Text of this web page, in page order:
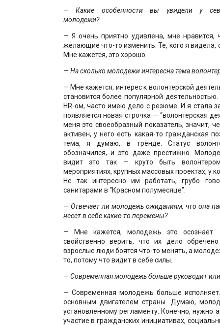
— Какие особенности вы увидели у
молодежи?
— Я очень приятно удивлена, мне нравится,
желающие что-то изменить. Те, кого я видела,
Мне кажется, это хорошо.
— На сколько молодежи интересна тема
— Мне кажется, интерес к волонтерской
становится более популярной
HR-ом, часто имею дело с резюме. И я стала
появляется новая строчка — “волонтерская
меня это своеобразный показатель, значит,
активен, у него есть какая-то гражданская
тема, я думаю, в тренде. Статус
обозначился, и это даже престижно.
видит это так — круто быть
мероприятиях, крупных массовых проектах, у
Не так интересно им работать, грубо
санитарами в “Красном полумесяце”.
— Отвечает ли молодежь ожиданиям, что она
несет в себе какие-то перемены?
— Мне кажется, молодежь это
свойственно верить, что их дело
взрослые люди боятся что-то менять, а
то, потому что видит в себе силы.
— Современная молодежь больше руководит
— Современная молодежь больше
основным двигателем страны. Думаю,
установленному регламенту. Конечно, нужно
участие в гражданских инициативах,